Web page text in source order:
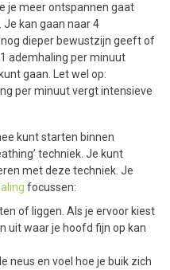
je meer ontspannen gaat
kan gaan naar 4
dieper bewustzijn geeft of
ademhaling per minuut
gaan. Let wel op:
per minuut vergt intensieve
kunt starten binnen
techniek. Je kunt
met deze techniek. Je
focussen:
of liggen. Als je ervoor kiest
uit waar je hoofd fijn op kan
neus en voel hoe je buik zich